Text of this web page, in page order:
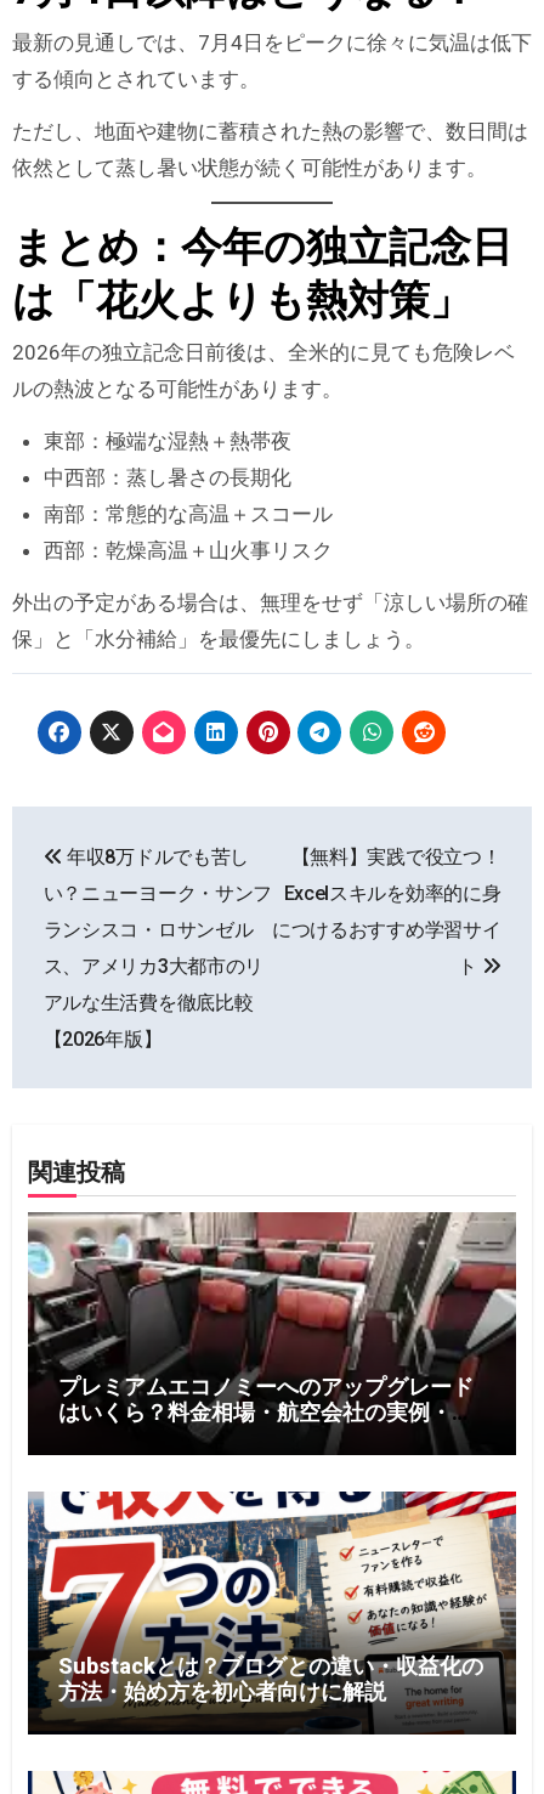
最新の見通しでは、7月4日をピークに徐々に気温は低下
する傾向とされています。
ただし、地面や建物に蓄積された熱の影響で、数日間は
依然として蒸し暑い状態が続く可能性があります。
まとめ：今年の独立記念日
は「花火よりも熱対策」
2026年の独立記念日前後は、全米的に見ても危険レベ
ルの熱波となる可能性があります。
東部：極端な湿熱＋熱帯夜
中西部：蒸し暑さの長期化
南部：常態的な高温＋スコール
西部：乾燥高温＋山火事リスク
外出の予定がある場合は、無理をせず「涼しい場所の確
保」と「水分補給」を最優先にしましょう。
稿
ナ
ビ
ー
ョ
ン
年収8万ドルでも苦し
い？ニューヨーク・サンフ
ランシスコ・ロサンゼル
ス、アメリカ3大都市のリ
アルな生活費を徹底比較
【2026年版】
【無料】実践で役立つ！
Excelスキルを効率的に身
につけるおすすめ学習サイ
ト
関連投稿
プレミアムエコノミーへのアップグレード
はいくら？料金相場・航空会社の実例・お
得に利用する5つのコツ【2026年版】
Substackとは？ブログとの違い・収益化の
方法・始め方を初心者向けに解説